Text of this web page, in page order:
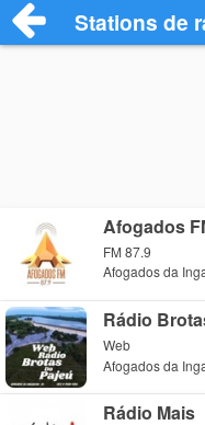
Stations de
Afogados
FM 87.9
Afogados da
Rádio
Web
Afogados da
Rádio Mais